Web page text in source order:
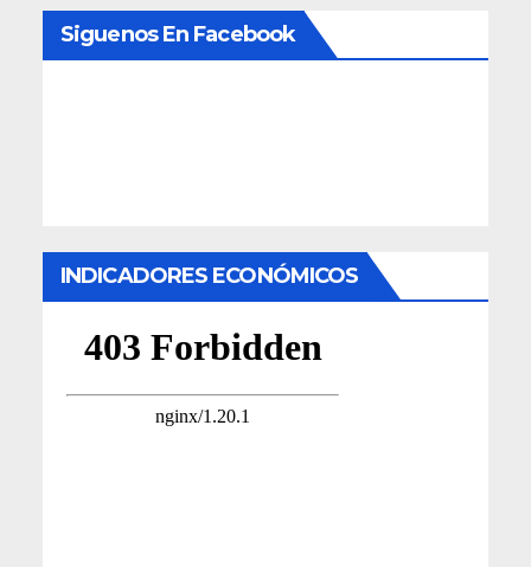
Siguenos En Facebook
INDICADORES ECONÓMICOS